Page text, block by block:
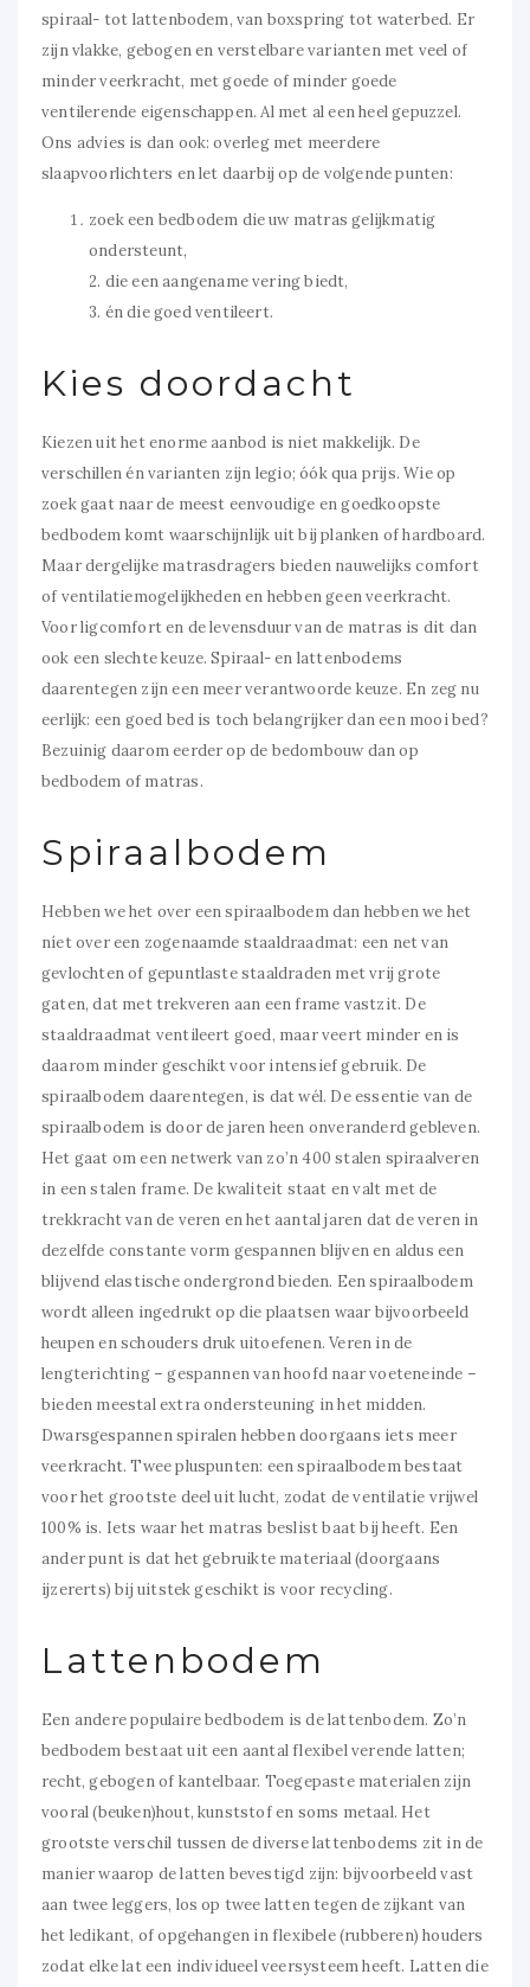
spiraal- tot lattenbodem, van boxspring tot waterbed. Er
zijn vlakke, gebogen en verstelbare varianten met veel of
minder veerkracht, met goede of minder goede
ventilerende eigenschappen. Al met al een heel gepuzzel.
Ons advies is dan ook: overleg met meerdere
slaapvoorlichters en let daarbij op de volgende punten:
zoek een bedbodem die uw matras gelijkmatig
ondersteunt,
2. die een aangename vering biedt,
3. én die goed ventileert.
Kies doordacht
Kiezen uit het enorme aanbod is niet makkelijk. De
verschillen én varianten zijn legio; óók qua prijs. Wie op
zoek gaat naar de meest eenvoudige en goedkoopste
bedbodem komt waarschijnlijk uit bij planken of hardboard.
Maar dergelijke matrasdragers bieden nauwelijks comfort
of ventilatiemogelijkheden en hebben geen veerkracht.
Voor ligcomfort en de levensduur van de matras is dit dan
ook een slechte keuze. Spiraal- en lattenbodems
daarentegen zijn een meer verantwoorde keuze. En zeg nu
eerlijk: een goed bed is toch belangrijker dan een mooi bed?
Bezuinig daarom eerder op de bedombouw dan op
bedbodem of matras.
Spiraalbodem
Hebben we het over een spiraalbodem dan hebben we het
níet over een zogenaamde staaldraadmat: een net van
gevlochten of gepuntlaste staaldraden met vrij grote
gaten, dat met trekveren aan een frame vastzit. De
staaldraadmat ventileert goed, maar veert minder en is
daarom minder geschikt voor intensief gebruik. De
spiraalbodem daarentegen, is dat wél. De essentie van de
spiraalbodem is door de jaren heen onveranderd gebleven.
Het gaat om een netwerk van zo’n 400 stalen spiraalveren
in een stalen frame. De kwaliteit staat en valt met de
trekkracht van de veren en het aantal jaren dat de veren in
dezelfde constante vorm gespannen blijven en aldus een
blijvend elastische ondergrond bieden. Een spiraalbodem
wordt alleen ingedrukt op die plaatsen waar bijvoorbeeld
heupen en schouders druk uitoefenen. Veren in de
lengterichting – gespannen van hoofd naar voeteneinde –
bieden meestal extra ondersteuning in het midden.
Dwarsgespannen spiralen hebben doorgaans iets meer
veerkracht. Twee pluspunten: een spiraalbodem bestaat
voor het grootste deel uit lucht, zodat de ventilatie vrijwel
100% is. Iets waar het matras beslist baat bij heeft. Een
ander punt is dat het gebruikte materiaal (doorgaans
ijzererts) bij uitstek geschikt is voor recycling.
Lattenbodem
Een andere populaire bedbodem is de lattenbodem. Zo’n
bedbodem bestaat uit een aantal flexibel verende latten;
recht, gebogen of kantelbaar. Toegepaste materialen zijn
vooral (beuken)hout, kunststof en soms metaal. Het
grootste verschil tussen de diverse lattenbodems zit in de
manier waarop de latten bevestigd zijn: bijvoorbeeld vast
aan twee leggers, los op twee latten tegen de zijkant van
het ledikant, of opgehangen in flexibele (rubberen) houders
zodat elke lat een individueel veersysteem heeft. Latten die